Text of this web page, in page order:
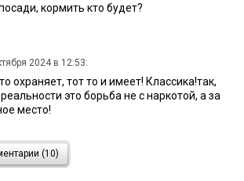
кормить кто будет?
2024 в 12:53:
охраняет, тот то и имеет! Классика!так,
это борьба не с наркотой, а за
место!
24 октября 2024 в 08:49:
то неправильный заголовок для Омских
(10)